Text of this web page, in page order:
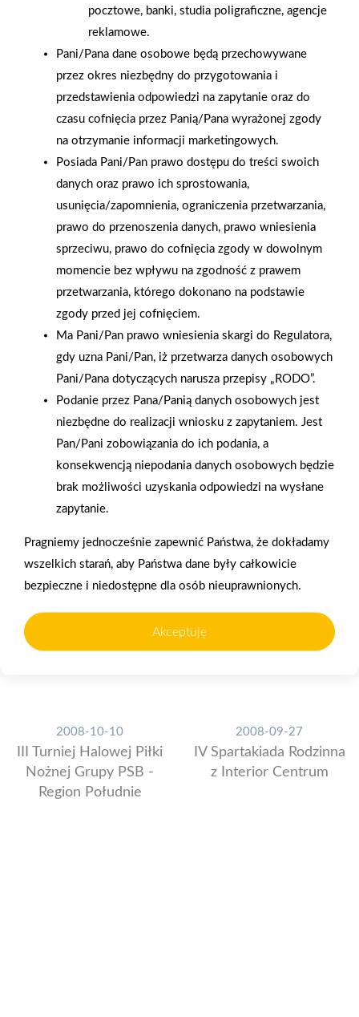
2008-10-17
Festyn urodzinowy w
sklepie PSB-Mrówka
Uroki Hiszpanii
podziwiały składy PSB z
Podlasia i Podkarpacia
2008-10-14
Składy PSB w
2008-10-11
Hubertus z Agrobudem
2008-10-10
III Turniej Halowej Piłki
Nożnej Grupy PSB -
Region Południe
2008-09-27
IV Spartakiada Rodzinna
z Interior Centrum
pocztowe, banki, studia poligraficzne, agencje
reklamowe.
Pani/Pana dane osobowe będą przechowywane
przez okres niezbędny do przygotowania i
przedstawienia odpowiedzi na zapytanie oraz do
czasu cofnięcia przez Panią/Pana wyrażonej zgody
na otrzymanie informacji marketingowych.
Posiada Pani/Pan prawo dostępu do treści swoich
danych oraz prawo ich sprostowania,
usunięcia/zapomnienia, ograniczenia przetwarzania,
prawo do przenoszenia danych, prawo wniesienia
sprzeciwu, prawo do cofnięcia zgody w dowolnym
momencie bez wpływu na zgodność z prawem
przetwarzania, którego dokonano na podstawie
zgody przed jej cofnięciem.
Ma Pani/Pan prawo wniesienia skargi do Regulatora,
gdy uzna Pani/Pan, iż przetwarza danych osobowych
Pani/Pana dotyczących narusza przepisy „RODO”.
Podanie przez Pana/Panią danych osobowych jest
niezbędne do realizacji wniosku z zapytaniem. Jest
Pan/Pani zobowiązania do ich podania, a
konsekwencją niepodania danych osobowych będzie
brak możliwości uzyskania odpowiedzi na wysłane
zapytanie.
Pragniemy jednocześnie zapewnić Państwa, że dokładamy
wszelkich starań, aby Państwa dane były całkowicie
bezpieczne i niedostępne dla osób nieuprawnionych.
Akceptuję